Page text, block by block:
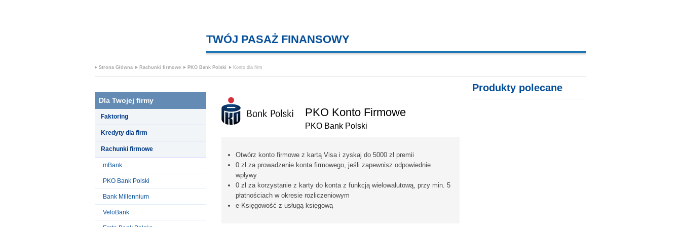
TWÓJ PASAŻ FINANSOWY
Strona Główna Rachunki firmowe PKO Bank Polski Konto dla firm
Dla Twojej firmy
Faktoring
Kredyty dla firm
Rachunki firmowe
mBank
PKO Bank Polski
Bank Millennium
VeloBank
PKO Konto Firmowe
PKO Bank Polski
Otwórz konto firmowe z kartą Visa i zyskaj do 5000 zł premii
0 zł za prowadzenie konta firmowego, jeśli zapewnisz odpowiednie
wpływy
0 zł za korzystanie z karty do konta z funkcją wielowalutową, przy min. 5
płatnościach w okresie rozliczeniowym
e-Księgowość z usługą księgową
Produkty polecane